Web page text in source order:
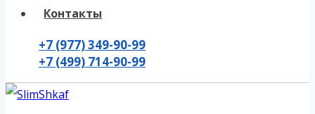
Контакты
+7 (977) 349-90-99
+7 (499) 714-90-99